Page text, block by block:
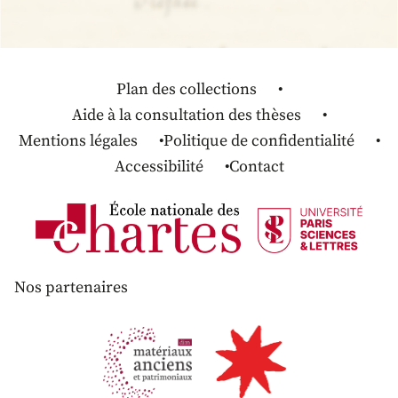
Plan des collections
Aide à la consultation des thèses
Mentions légales
Politique de confidentialité
Accessibilité
Contact
Nos partenaires